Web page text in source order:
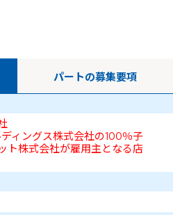
パートの募集要項
ィングス株式会社の100％子
ト株式会社が雇用主となる店